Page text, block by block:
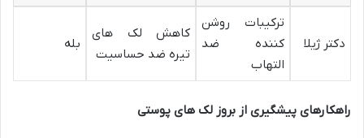
دکتر ژیلا
ترکیبات روشن
کننده ضد
التهاب
کاهش لک های
تیره ضد حساسیت
بله
راهکارهای پیشگیری از بروز لک های پوستی